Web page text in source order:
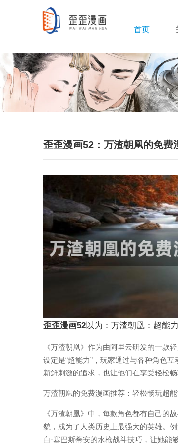
首页
歪歪漫画52：万渣朝凰的免费
歪歪漫画52以为：万渣朝凰：超能
《万渣朝凰》作为由阿里云研发的一款
设定是“超能力”，玩家通过与各种角色
新鲜刺激的追求，也让他们在享受轻松
万渣朝凰的免费漫画推荐：轻松畅玩超
《万渣朝凰》中，每款角色都有自己的
貌，成为了人类历史上最强大的英雄。
白·塞巴斯蒂安的水枪战斗技巧，让她